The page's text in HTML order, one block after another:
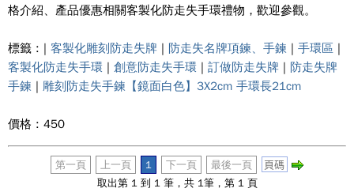
格介紹、產品優惠相關客製化防走失手環禮物，歡迎參觀。
標籤 : | 客製化雕刻防走失牌 | 防走失名牌項鍊、手鍊 | 手環區 |
客製化防走失手環 | 創意防走失手環 | 訂做防走失牌 | 防走失牌
手鍊 | 雕刻防走失手鍊【鏡面白色】3X2cm 手環長21cm
價格 : 450
第一頁 上一頁 1 下一頁
最後一頁
取出第 1 到 1 筆，共 1筆，第 1 頁